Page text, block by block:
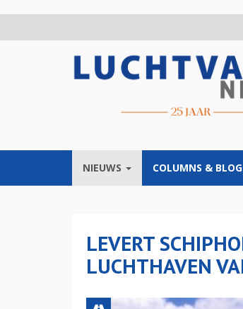
NIEUWS COLUMNS &
LEVERT
LUCHTHAVEN